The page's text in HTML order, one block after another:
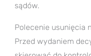
sądów.
Polecenie usunięcia
Przed wydaniem